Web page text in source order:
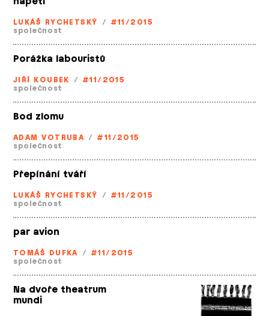
LUKÁŠ RYCHETSKÝ / #11/2015
společnost
Porážka labouristů
JIŘÍ KOUBEK / #11/2015
společnost
Bod zlomu
ADAM VOTRUBA / #11/2015
společnost
Přepínání tváří
LUKÁŠ RYCHETSKÝ / #11/2015
společnost
par avion
TOMÁŠ DUFKA / #11/2015
společnost
Na dvoře theatrum
mundi